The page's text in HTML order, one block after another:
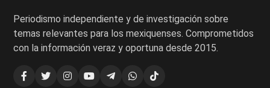
Periodismo independiente y de investigación sobre
temas relevantes para los mexiquenses. Comprometidos
con la información veraz y oportuna desde 2015.